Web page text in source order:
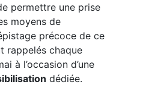
permettre une prise
moyens de
précoce de ce
rappelés chaque
à l’occasion d’une
dédiée.